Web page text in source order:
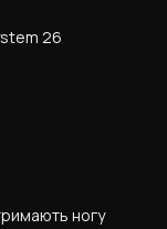
26
ногу